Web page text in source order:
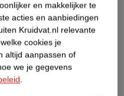
(nog) geen Nature
en makkelijker te
acties en aanbiedingen
Kruidvat.nl relevante
cookies je
altijd aanpassen of
we je gegevens
.